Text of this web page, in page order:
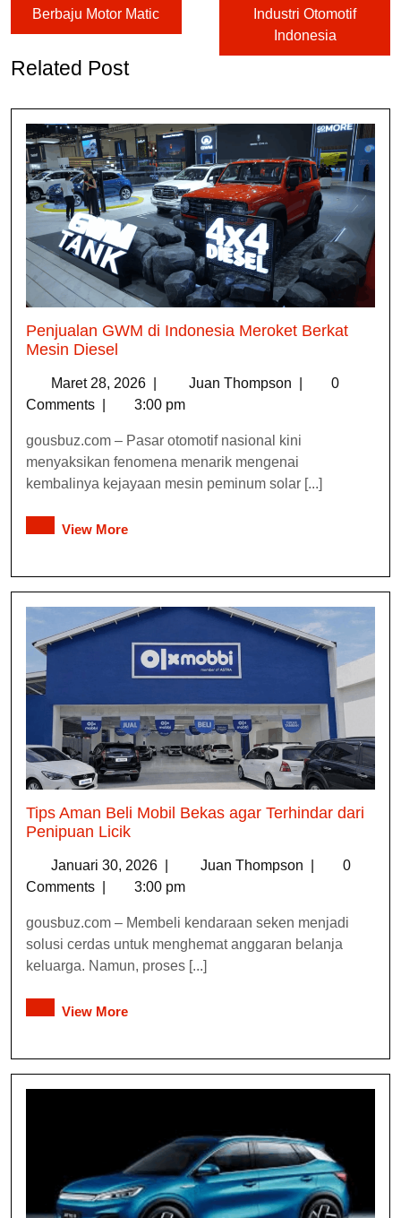
Berbaju Motor Matic
Industri Otomotif
Indonesia
Related Post
Penjualan GWM di Indonesia Meroket Berkat
Mesin Diesel
Maret 28, 2026 Juan Thompson
0
Comments
3:00 pm
gousbuz.com – Pasar otomotif nasional kini
menyaksikan fenomena menarik mengenai
kembalinya kejayaan mesin peminum solar [...]
View More
Tips Aman Beli Mobil Bekas agar Terhindar dari
Penipuan Licik
Januari 30, 2026 Juan Thompson
0
Comments
3:00 pm
gousbuz.com – Membeli kendaraan seken menjadi
solusi cerdas untuk menghemat anggaran belanja
keluarga. Namun, proses [...]
View More